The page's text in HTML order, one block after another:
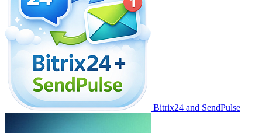
Bitrix24 and SendPulse